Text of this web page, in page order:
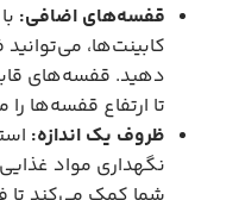
قفسه‌های اضافی:
کابینت‌ها،
دهید. قفسه‌های
تا ارتفاع قفسه‌ها
ظروف یک اندازه:
نگهداری مواد